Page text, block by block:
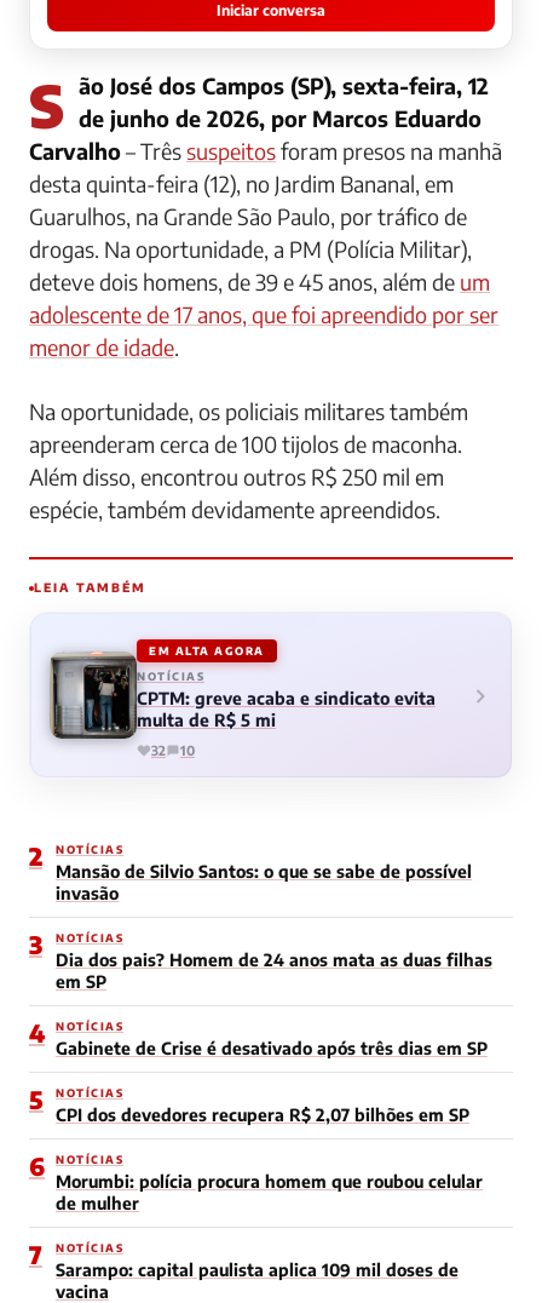
Iniciar conversa
São José dos Campos (SP), sexta-feira, 12 de junho de 2026, por Marcos Eduardo
Carvalho– Trêssuspeitosforam presos na manhã
desta quinta-feira (12), no Jardim Bananal, em
Guarulhos, na Grande São Paulo, por tráfico de
drogas. Na oportunidade, a PM (Polícia Militar),
deteve dois homens, de 39 e 45 anos, além de um
adolescente de 17 anos, que foi apreendido por ser
menor de idade.
Na oportunidade, os policiais militares também
apreenderam cerca de 100 tijolos de maconha.
Além disso, encontrou outros R$ 250 mil em
espécie, também devidamente apreendidos.
LEIA TAMBÉM
EM ALTA AGORA
NOTÍCIAS
CPTM: greve acaba e sindicato evita
multa de R$ 5 mi
32 10
2 NOTÍCIAS
Mansão de Silvio Santos: o que se sabe de possível
invasão
3 NOTÍCIAS
Dia dos pais? Homem de 24 anos mata as duas filhas
em SP
4 NOTÍCIAS
Gabinete de Crise é desativado após três dias em SP
5 NOTÍCIAS
CPI dos devedores recupera R$ 2,07 bilhões em SP
6 NOTÍCIAS
Morumbi: polícia procura homem que roubou celular
de mulher
7 NOTÍCIAS
Sarampo: capital paulista aplica 109 mil doses de
vacina